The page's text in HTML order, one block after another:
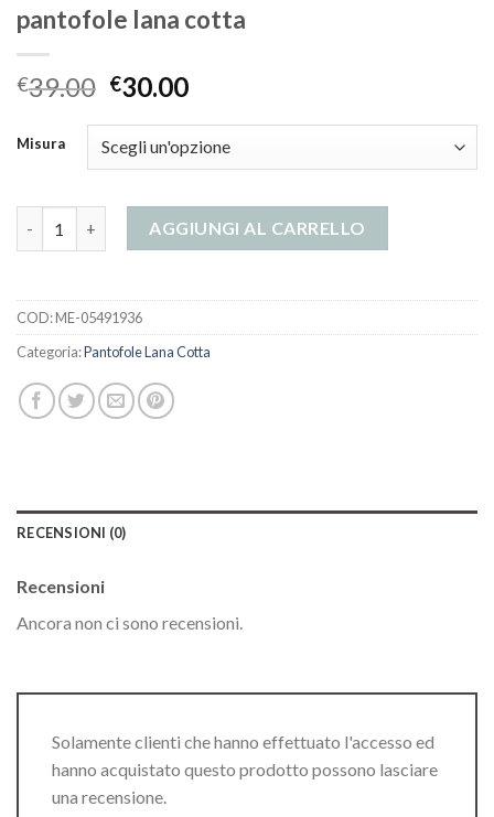
pantofole lana cotta
€39.00 €30.00
Misura
pantofole lana cotta quantitàAGGIUNGI AL CARRELLO
COD:ME-05491936
Categoria:Pantofole Lana Cotta
RECENSIONI (0)
Recensioni
Ancora non ci sono recensioni.
Solamente clienti che hanno effettuato l'accesso ed
hanno acquistato questo prodotto possono lasciare
una recensione.